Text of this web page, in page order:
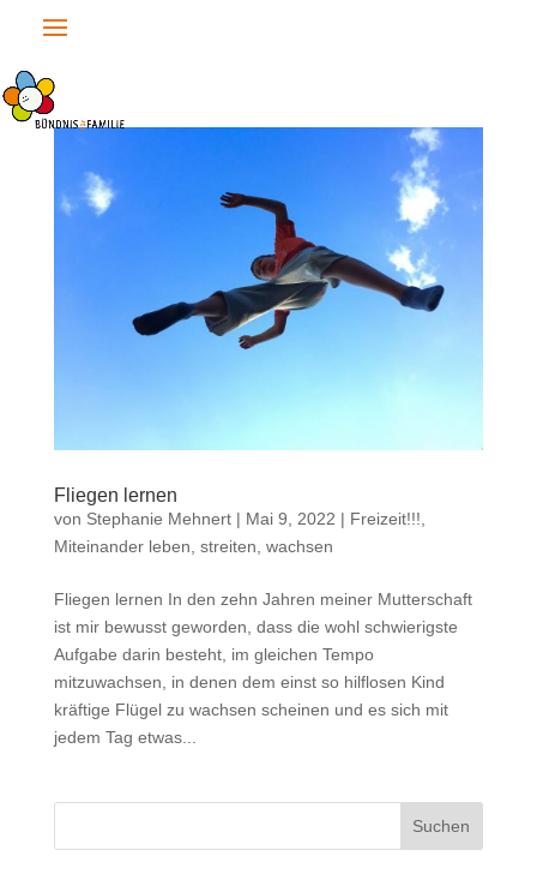
Fliegen lernen
von Stephanie Mehnert| Mai 9, 2022 | Freizeit!!!
Miteinander leben, streiten, wachsen
Fliegen lernen In den zehn Jahren meiner Mutterschaft
ist mir bewusst geworden, dass die wohl schwierigste
Aufgabe darin besteht, im gleichen Tempo
mitzuwachsen, in denen dem einst so hilflosen Kind
kräftige Flügel zu wachsen scheinen und es sich mit
jedem Tag etwas...